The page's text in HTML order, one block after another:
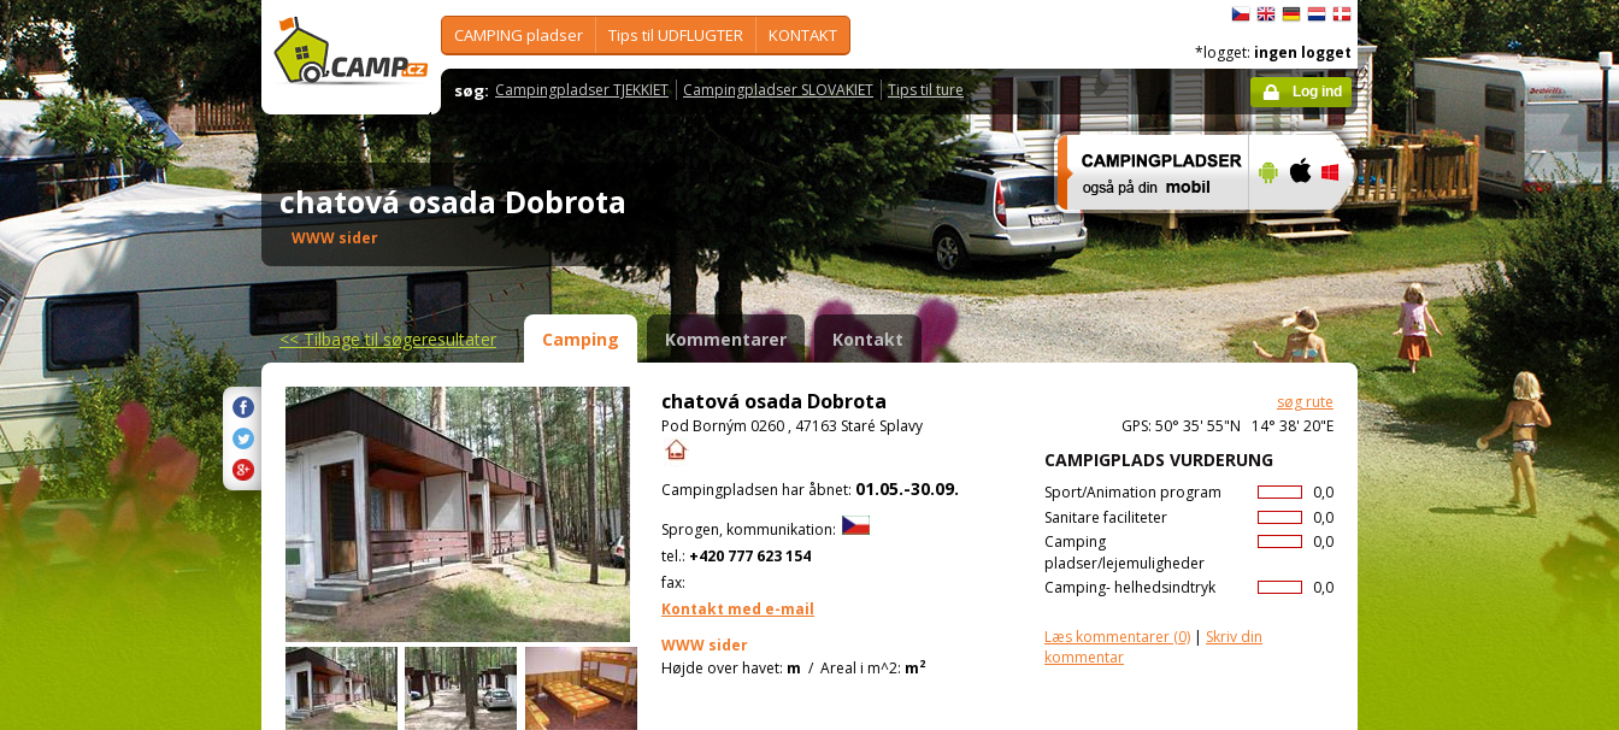
CAMPING pladser Tips til UDFLUGTER KONTAKT
søg: Campingpladser TJEKKIET Campingpladser SLOVAKIET Tips til ture
*logget: ingen logget
Log ind
chatová osada Dobrota
WWW sider
<<Tilbage til søgeresultater Camping Kommentarer Kontakt
chatová osada Dobrota
søg rute
Pod Borným 0260 , 47163 Staré Splavy
GPS: 50° 35' 55"N 14° 38' 20"E
CAMPIGPLADS VURDERUNG
0,0
Sport/Animation program
0,0
Sanitare faciliteter
0,0
Camping
pladser/lejemuligheder
0,0
Camping- helhedsindtryk
Læs kommentarer (0) | Skriv din
kommentar
Campingpladsen har åbnet: 01.05.-30.09.
Sprogen, kommunikation:
tel.: +420 777 623 154
fax:
Kontakt med e-mail
WWW sider
Højde over havet: m / Areal i m^2: m2